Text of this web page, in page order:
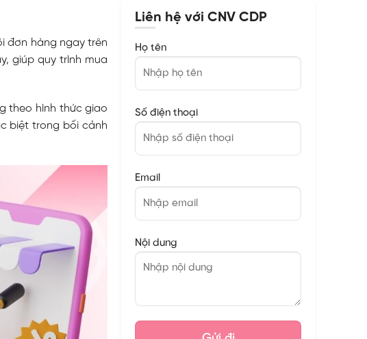
đơn hàng ngay trên
giúp quy trình mua
theo hình thức giao
biệt trong bối cảnh
Liên hệ với CNV CDP
Họ tên
Số điện thoại
Email
Nội dung